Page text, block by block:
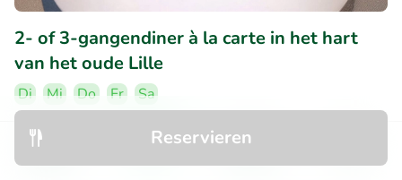
Reservieren
2- of 3-gangendiner à la carte in het hart
van het oude Lille
Di Mi Do Fr
Sa
10
• 4 Bewertungen
Ô Saveurs Thaï